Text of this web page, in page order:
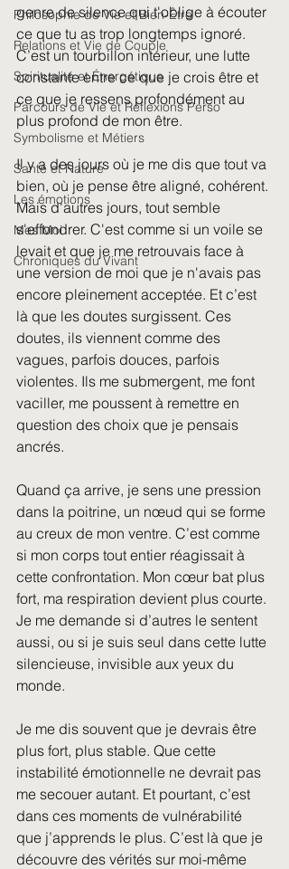
Philosophie de Vie et Bien-Être
Relations et Vie de Couple
Spiritualité et Énergétique
Parcours de Vie et Réflexions Perso
Symbolisme et Métiers
Santé et Nature
Les émotions
Mes Moi
Chroniques du Vivant
genre de silence qui t'oblige à écouter
ce que tu as trop longtemps ignoré.
C’est un tourbillon intérieur, une lutte
constante entre ce que je crois être et
ce que je ressens profondément au
plus profond de mon être.
Il y a des jours où je me dis que tout va
bien, où je pense être aligné, cohérent.
Mais d'autres jours, tout semble
s'effondrer. C'est comme si un voile se
levait et que je me retrouvais face à
une version de moi que je n'avais pas
encore pleinement acceptée. Et c’est
là que les doutes surgissent. Ces
doutes, ils viennent comme des
vagues, parfois douces, parfois
violentes. Ils me submergent, me font
vaciller, me poussent à remettre en
question des choix que je pensais
ancrés.
Quand ça arrive, je sens une pression
dans la poitrine, un nœud qui se forme
au creux de mon ventre. C’est comme
si mon corps tout entier réagissait à
cette confrontation. Mon cœur bat plus
fort, ma respiration devient plus courte.
Je me demande si d’autres le sentent
aussi, ou si je suis seul dans cette lutte
silencieuse, invisible aux yeux du
monde.
Je me dis souvent que je devrais être
plus fort, plus stable. Que cette
instabilité émotionnelle ne devrait pas
me secouer autant. Et pourtant, c’est
dans ces moments de vulnérabilité
que j’apprends le plus. C’est là que je
découvre des vérités sur moi-même